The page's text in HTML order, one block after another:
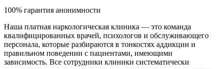
100% гарантия анонимности
Наша платная наркологическая клиника — это команда
квалифицированных врачей, психологов и обслуживающего
персонала, которые разбираются в тонкостях аддикции и
правильном поведении с пациентами, имеющими
зависимость. Все сотрудники клиники систематически